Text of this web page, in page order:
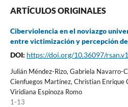
ARTÍCULOS ORIGINALES
Ciberviolencia en el noviazgo
entre victimización y percepción
DOI: https://doi.org/10.36097/
Julián Méndez-Rizo, Gabriela Navarro-
Cienfuegos Martínez, Christian Enrique
Viridiana Espinoza Romo
1-13